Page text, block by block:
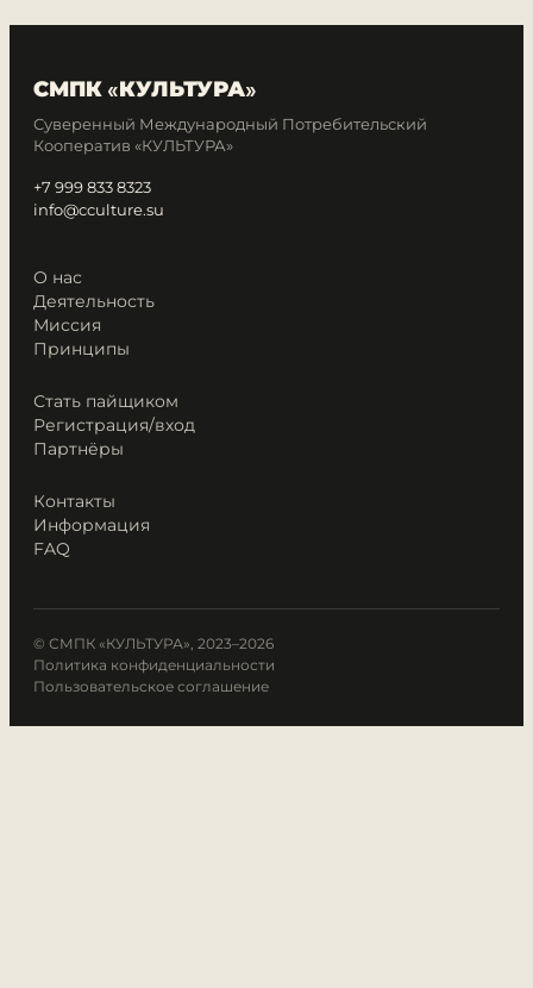
СМПК «КУЛЬТУРА»
Суверенный Международный Потребительский
Кооператив «КУЛЬТУРА»
+7 999 833 8323
info@cculture.su
О нас
Деятельность
Миссия
Принципы
Стать пайщиком
Регистрация/вход
Партнёры
Контакты
Информация
FAQ
© СМПК «КУЛЬТУРА», 2023–2026
Политика конфиденциальности
Пользовательское соглашение